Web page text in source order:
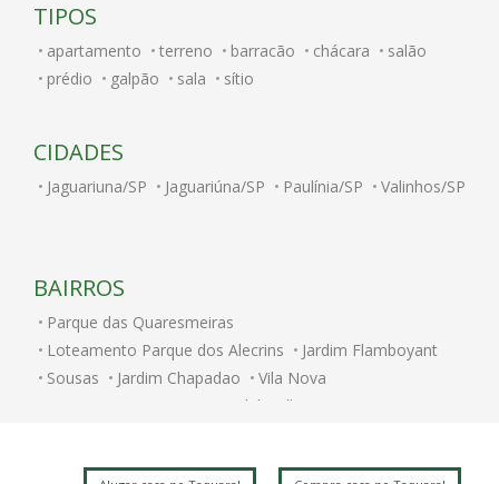
TIPOS
apartamento terreno barracão chácara
salão
prédio
galpão sala sítio
CIDADES
Jaguariuna/SP Jaguariúna/SP Paulínia/SP Valinhos/SP
BAIRROS
Parque das Quaresmeiras
Loteamento Parque dos Alecrins
Jardim Flamboyant
Sousas
Jardim Chapadao
Vila Nova
Alphaville Campinas